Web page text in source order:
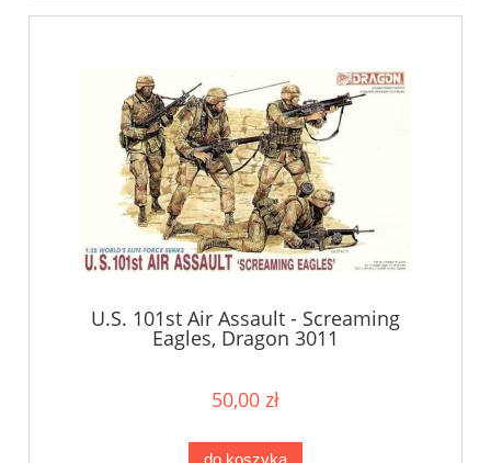
U.S. 101st Air Assault - Screaming
Eagles, Dragon 3011
50,00 zł